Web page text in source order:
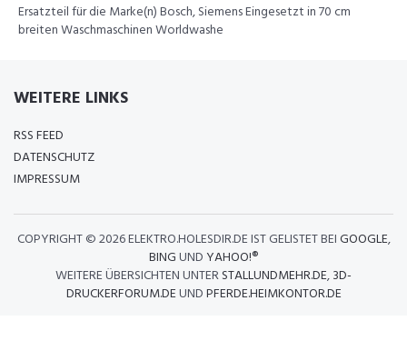
Ersatzteil für die Marke(n) Bosch, Siemens Eingesetzt in 70 cm
breiten Waschmaschinen Worldwashe
WEITERE LINKS
RSS FEED
DATENSCHUTZ
IMPRESSUM
COPYRIGHT ©2026 ELEKTRO.HOLESDIR.DE IST GELISTET BEIGOOGLE,
BINGUND YAHOO!®
WEITERE ÜBERSICHTEN UNTERSTALLUNDMEHR.DE,3D-
DRUCKERFORUM.DEUNDPFERDE.HEIMKONTOR.DE